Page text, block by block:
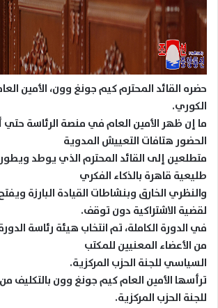
حضره القائد المحترم كيم جونغ وون، الأمين
الكوري.
ما إن ظهر الأمين العام في منصة الرئاسة
الحضور هتافات التعييش المدوية
متطلعين إلى القائد المحترم الذي يوطد
طليعية قاهرة بالذكاء الفكري
والنظري الخارق وبنشاطات القيادة البارزة
لقضية الاشتراكية دون توقف.
في الدورة الكاملة، تم انتخاب هيئة رئاسة
من الأعضاء المعنيين للمكتب
السياسي للجنة الحزب المركزية.
ترأسها الأمين العام كيم جونغ وون بالتكليف
للجنة الحزب المركزية.